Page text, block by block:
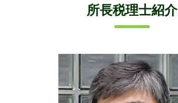
所長税理士紹介